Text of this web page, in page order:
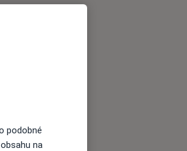
podobné
na